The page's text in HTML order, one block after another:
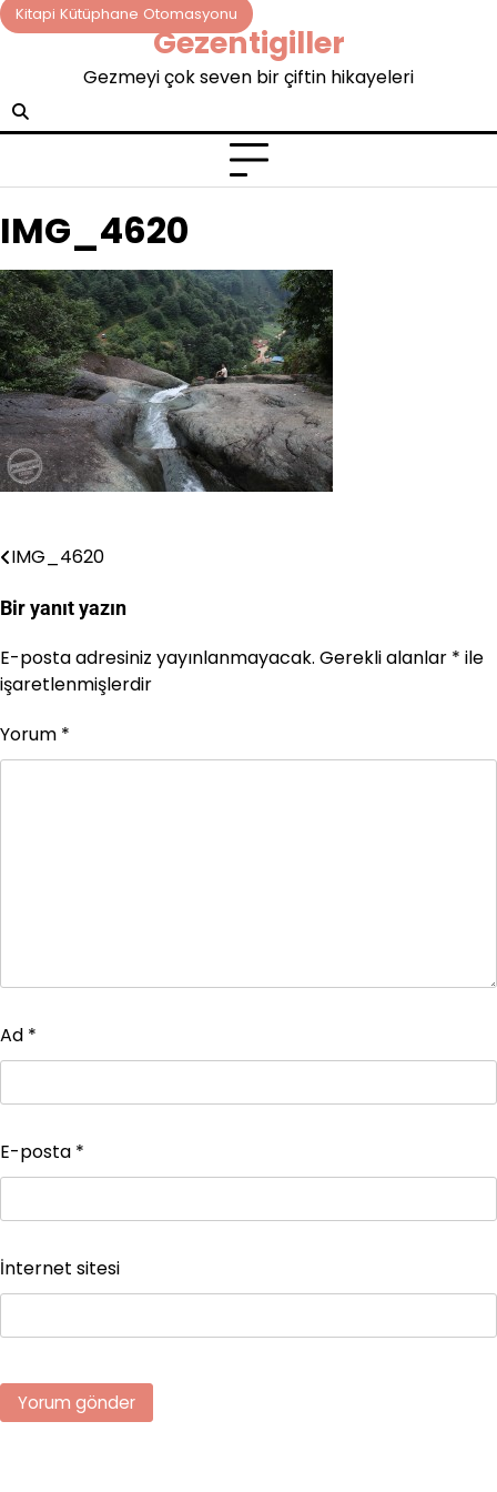
Skip
to
Kitapi Kütüphane Otomasyonu
Gezentigiller
Gezmeyi çok seven bir çiftin hikayeleri
IMG_4620
Yazı
gezinmesi
IMG_4620
Bir yanıt yazın
E-posta adresiniz yayınlanmayacak. Gerekli alanlar * ile
işaretlenmişlerdir
Yorum *
Ad *
E-posta *
İnternet sitesi